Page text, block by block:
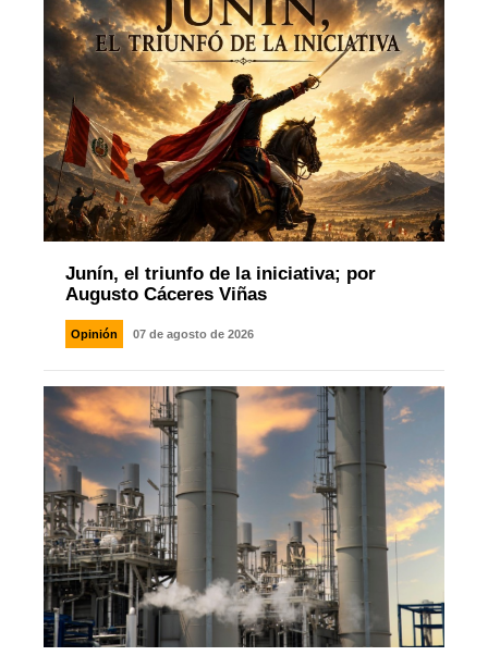
Junín, el triunfo de la iniciativa; por
Augusto Cáceres Viñas
Opinión 07 de agosto de 2026